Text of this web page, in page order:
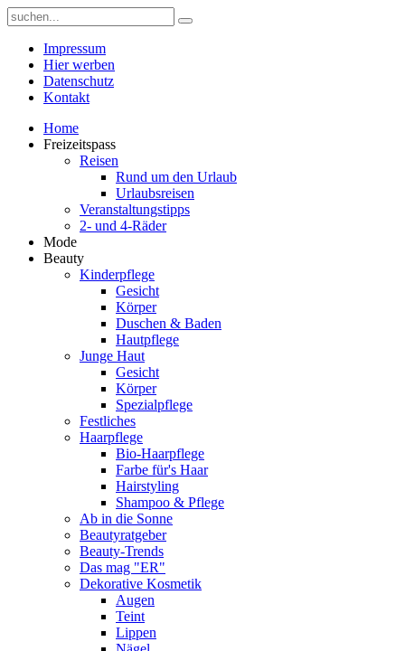
Impressum
Hier werben
Datenschutz
Kontakt
Home
Freizeitspass
Reisen
Rund um den Urlaub
Urlaubsreisen
Veranstaltungstipps
2- und 4-Räder
Mode
Beauty
Kinderpflege
Gesicht
Körper
Duschen & Baden
Hautpflege
Junge Haut
Gesicht
Körper
Spezialpflege
Festliches
Haarpflege
Bio-Haarpflege
Farbe für's Haar
Hairstyling
Shampoo & Pflege
Ab in die Sonne
Beautyratgeber
Beauty-Trends
Das mag "ER"
Dekorative Kosmetik
Augen
Teint
Lippen